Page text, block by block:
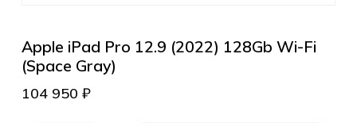
Apple iPad Pro 12.9 (2022) 128Gb Wi-Fi
(Space Gray)
104 950 ₽